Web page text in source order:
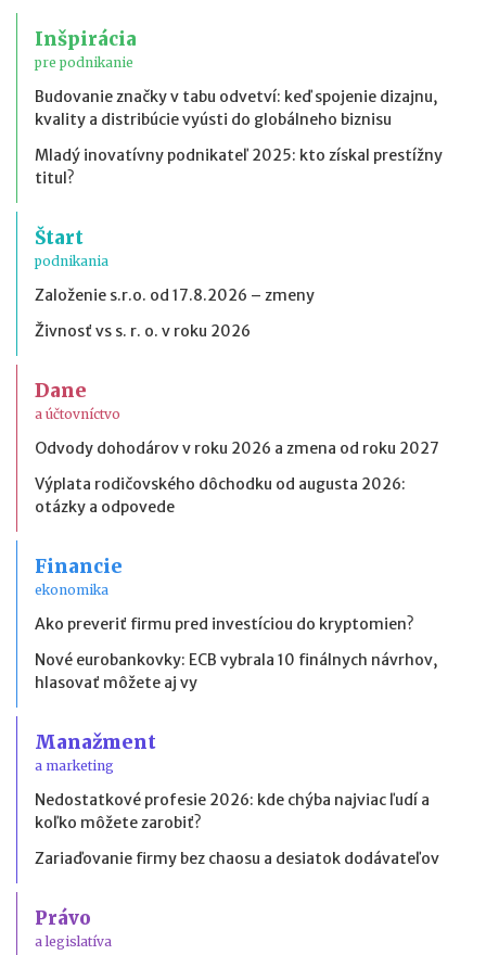
Inšpirácia
pre podnikanie
Budovanie značky v tabu odvetví: keď spojenie dizajnu,
kvality a distribúcie vyústi do globálneho biznisu
Mladý inovatívny podnikateľ 2025: kto získal prestížny
titul?
Štart
podnikania
Založenie s.r.o. od 17.8.2026 – zmeny
Živnosť vs s. r. o. v roku 2026
Dane
a účtovníctvo
Odvody dohodárov v roku 2026 a zmena od roku 2027
Výplata rodičovského dôchodku od augusta 2026:
otázky a odpovede
Financie
ekonomika
Ako preveriť firmu pred investíciou do kryptomien?
Nové eurobankovky: ECB vybrala 10 finálnych návrhov,
hlasovať môžete aj vy
Manažment
a marketing
Nedostatkové profesie 2026: kde chýba najviac ľudí a
koľko môžete zarobiť?
Zariaďovanie firmy bez chaosu a desiatok dodávateľov
Právo
a legislatíva